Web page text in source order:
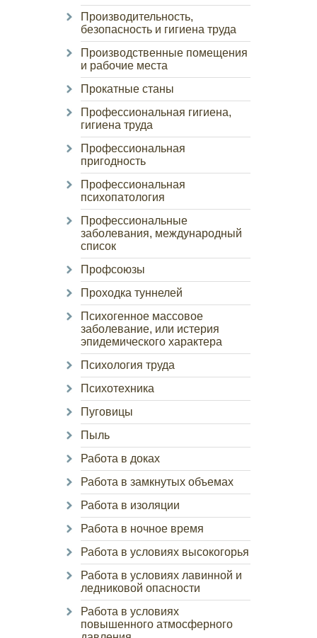
Производительность,
безопасность и гигиена труда
Производственные помещения
и рабочие места
Прокатные станы
Профессиональная гигиена,
гигиена труда
Профессиональная
пригодность
Профессиональная
психопатология
Профессиональные
заболевания, международный
список
Профсоюзы
Проходка туннелей
Психогенное массовое
заболевание, или истерия
эпидемического характера
Психология труда
Психотехника
Пуговицы
Пыль
Работа в доках
Работа в замкнутых объемах
Работа в изоляции
Работа в ночное время
Работа в условиях высокогорья
Работа в условиях лавинной и
ледниковой опасности
Работа в условиях
повышенного атмосферного